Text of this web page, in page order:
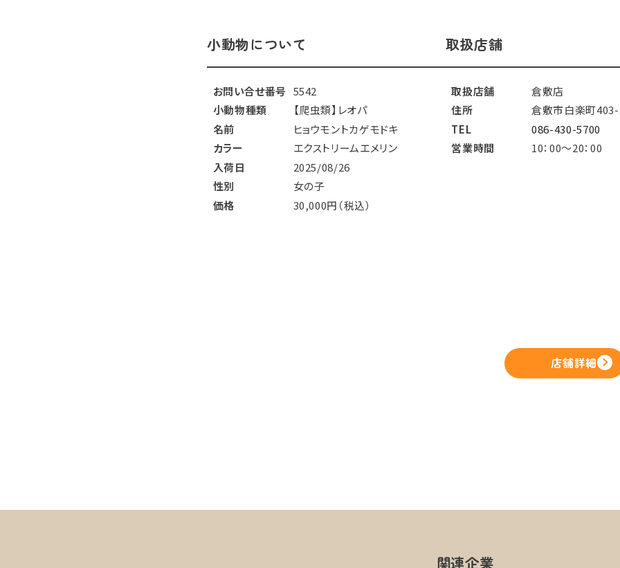
小動物について
お問い合せ番号 5542
小動物種類
【爬虫類】レオパ
名前
ヒョウモントカゲモドキ
カラー
エクストリームエメリン
入荷日
2025/08/26
性別
女の子
価格
30,000円（税込）
取扱店舗
取扱店舗
倉敷店
住所
倉敷市白楽町
TEL
086-430-5700
営業時間
10：00～20：00
店舗詳細
関連企業